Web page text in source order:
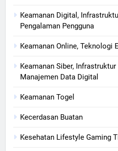
Keamanan Digital,
Pengalaman Pengguna
Keamanan Online, Teknologi
Keamanan Siber,
Manajemen Data Digital
Keamanan Togel
Kecerdasan Buatan
Kesehatan Lifestyle Gaming